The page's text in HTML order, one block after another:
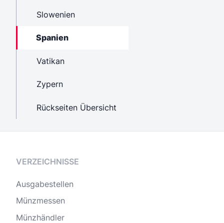
Slowenien
Spanien
Vatikan
Zypern
Rückseiten Übersicht
VERZEICHNISSE
Ausgabestellen
Münzmessen
Münzhändler